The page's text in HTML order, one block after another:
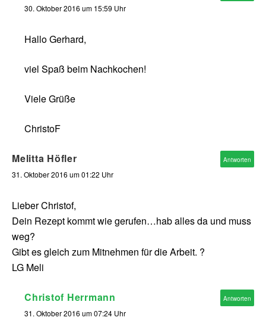
30. Oktober 2016 um 15:59 Uhr
Hallo Gerhard,
viel Spaß beim Nachkochen!
Viele Grüße
ChristoF
Melitta Höfler
31. Oktober 2016 um 01:22 Uhr
Lieber Christof,
Dein Rezept kommt wie gerufen…hab alles da und muss
weg?
Gibt es gleich zum Mitnehmen für die Arbeit. ?
LG Meli
Antworten
Christof Herrmann
31. Oktober 2016 um 07:24 Uhr
Antworten